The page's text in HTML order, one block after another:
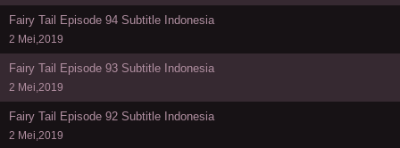
Fairy Tail Episode 94 Subtitle Indonesia
2 Mei,2019
Fairy Tail Episode 93 Subtitle Indonesia
2 Mei,2019
Fairy Tail Episode 92 Subtitle Indonesia
2 Mei,2019